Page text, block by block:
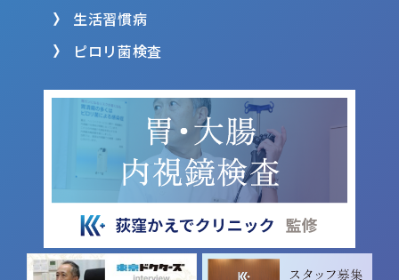
生活習慣病
ピロリ菌検査